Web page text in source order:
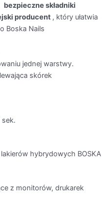
bezpieczne składniki
producent , który ułatwia
Boska Nails
jednej warstwy.
skórek
sek.
hybrydowych BOSKA
z monitorów, drukarek